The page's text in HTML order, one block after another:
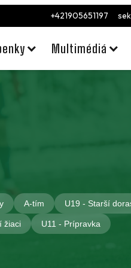
+421905651197
Multimédiá
A-tím U19 - Starší
žiaci U11 - Prípravka